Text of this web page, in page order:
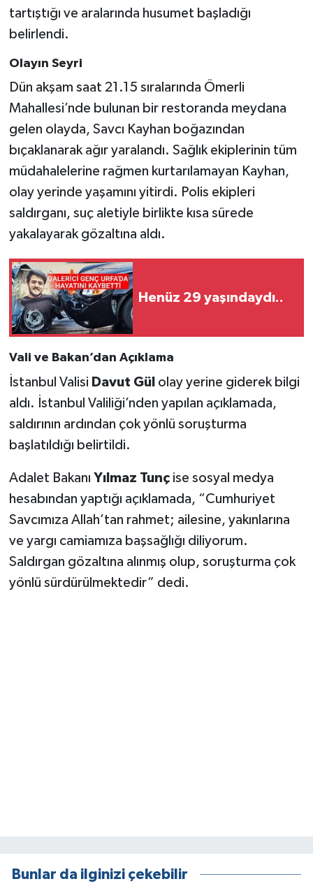
tartıştığı ve aralarında husumet başladığı
belirlendi.
Olayın Seyri
Dün akşam saat 21.15 sıralarında Ömerli
Mahallesi’nde bulunan bir restoranda meydana
gelen olayda, Savcı Kayhan boğazından
bıçaklanarak ağır yaralandı. Sağlık ekiplerinin tüm
müdahalelerine rağmen kurtarılamayan Kayhan,
olay yerinde yaşamını yitirdi. Polis ekipleri
saldırganı, suç aletiyle birlikte kısa sürede
yakalayarak gözaltına aldı.
Henüz 29 yaşındaydı..
Vali ve Bakan’dan Açıklama
İstanbul Valisi Davut Gül olay yerine giderek bilgi
aldı. İstanbul Valiliği’nden yapılan açıklamada,
saldırının ardından çok yönlü soruşturma
başlatıldığı belirtildi.
Adalet Bakanı Yılmaz Tunçise sosyal medya
hesabından yaptığı açıklamada, “Cumhuriyet
Savcımıza Allah’tan rahmet; ailesine, yakınlarına
ve yargı camiamıza başsağlığı diliyorum.
Saldırgan gözaltına alınmış olup, soruşturma çok
yönlü sürdürülmektedir” dedi.
Bunlar da ilginizi çekebilir